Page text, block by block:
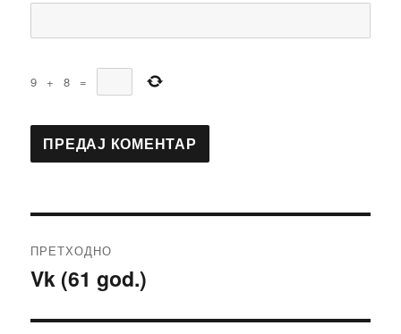
9 + 8 =
чланка
ПРЕТХОДНО
Претходни
Vk (61 god.)